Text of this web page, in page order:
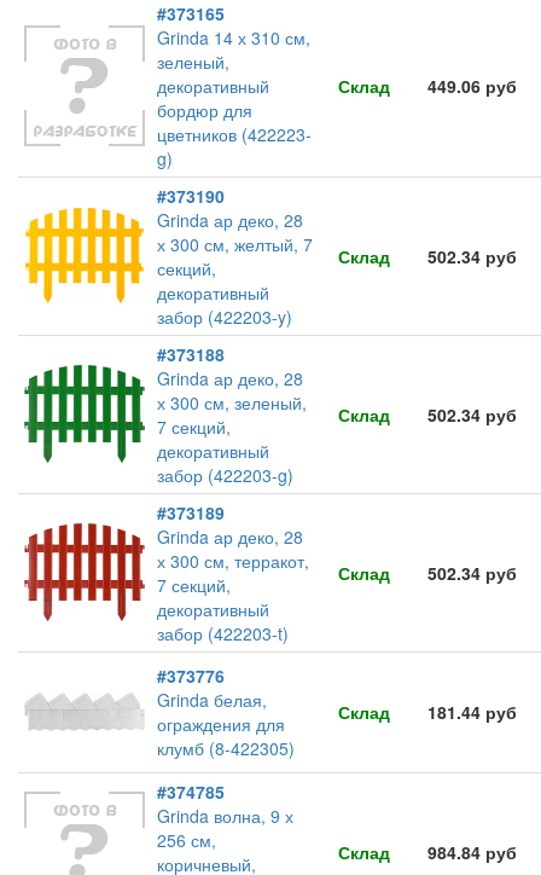
#373165
Grinda 14 х 310 см,
зеленый,
декоративный
бордюр для
цветников (422223-
g)
Склад 449.06 руб
#373190
Grinda ар деко, 28
х 300 см, желтый, 7
секций,
декоративный
забор (422203-y)
Склад 502.34 руб
#373188
Grinda ар деко, 28
х 300 см, зеленый,
7 секций,
декоративный
забор (422203-g)
Склад 502.34 руб
#373189
Grinda ар деко, 28
х 300 см, терракот,
7 секций,
декоративный
забор (422203-t)
Склад 502.34 руб
#373776
Grinda белая,
ограждения для
клумб (8-422305)
Склад 181.44 руб
#374785
Grinda волна, 9 х
256 см,
коричневый,
Склад 984.84 руб